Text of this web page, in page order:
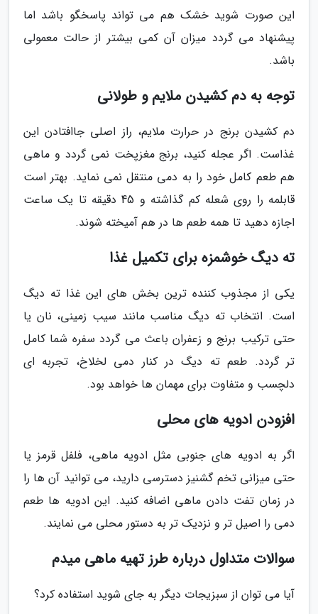
این صورت شوید خشک هم می تواند پاسخگو باشد اما
پیشنهاد می گردد میزان آن کمی بیشتر از حالت معمولی
باشد.
توجه به دم کشیدن ملایم و طولانی
دم کشیدن برنج در حرارت ملایم، راز اصلی جاافتادن این
غذاست. اگر عجله کنید، برنج مغزپخت نمی گردد و ماهی
هم طعم کامل خود را به دمی منتقل نمی نماید. بهتر است
قابلمه را روی شعله کم گذاشته و 45 دقیقه تا یک ساعت
اجازه دهید تا همه طعم ها در هم آمیخته شوند.
ته دیگ خوشمزه برای تکمیل غذا
یکی از مجذوب کننده ترین بخش های این غذا ته دیگ
است. انتخاب ته دیگ مناسب مانند سیب زمینی، نان یا
حتی ترکیب برنج و زعفران باعث می گردد سفره شما کامل
تر گردد. طعم ته دیگ در کنار دمی لخلاخ، تجربه ای
دلچسب و متفاوت برای مهمان ها خواهد بود.
افزودن ادویه های محلی
اگر به ادویه های جنوبی مثل ادویه ماهی، فلفل قرمز یا
حتی میزانی تخم گشنیز دسترسی دارید، می توانید آن ها را
در زمان تفت دادن ماهی اضافه کنید. این ادویه ها طعم
دمی را اصیل تر و نزدیک تر به دستور محلی می نمایند.
سوالات متداول درباره طرز تهیه ماهی میدم
آیا می توان از سبزیجات دیگر به جای شوید استفاده کرد؟